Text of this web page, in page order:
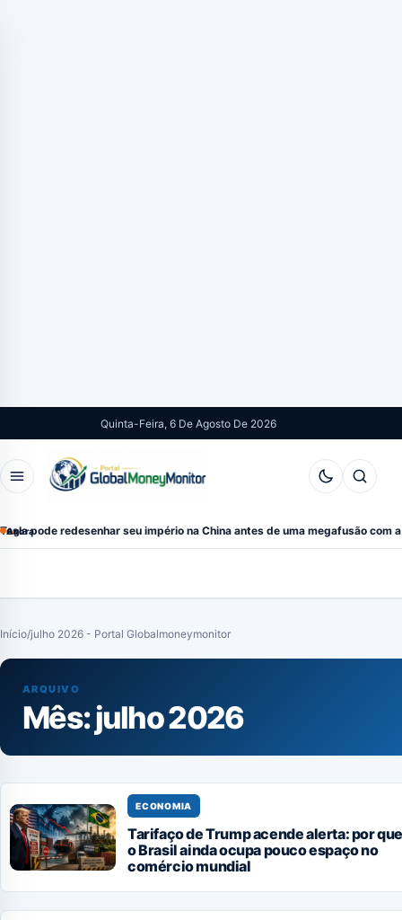
para
o
conteúdo
Quinta-Feira, 6 De Agosto De 2026
Abrir
menu
Abrir
pesquisa
Agora
pode redesenhar seu império na China antes de uma megafusão com a
Início/julho 2026 - Portal Globalmoneymonitor
ARQUIVO
Mês:julho 2026
ECONOMIA
Tarifaço de Trump acende alerta: por
o Brasil ainda ocupa pouco espaço no
comércio mundial